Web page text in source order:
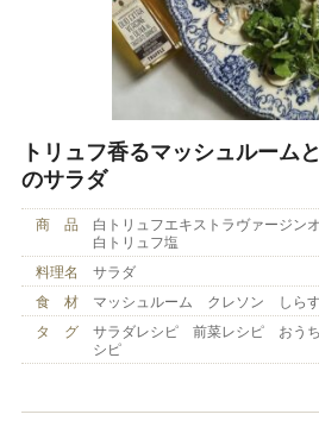
トリュフ香るマッシュルーム
のサラダ
商 品
白トリュフエキストラヴァージン
白トリュフ塩
料理名
サラダ
食 材
マッシュルーム クレソン しらす
タ グ
サラダレシピ 前菜レシピ おう
シピ